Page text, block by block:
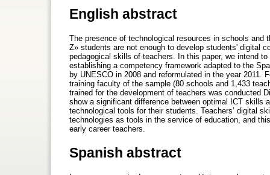
English abstract
The presence of technological resources in schools and
Z» students are not enough to develop students' digital
pedagogical skills of teachers. In this paper, we intend
establishing a competency framework adapted to the
by UNESCO in 2008 and reformulated in the year 2011.
training faculty of the sample (80 schools and 1,433
trained for the development of teachers was conducted
show a significant difference between optimal ICT skills
technological tools for their students. Teachers’ digital
technologies as tools in the service of education, and
early career teachers.
Spanish abstract